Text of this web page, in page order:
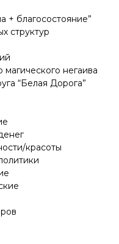
+ благосостояние”
структур
негаива
“Белая Дорога”
красоты